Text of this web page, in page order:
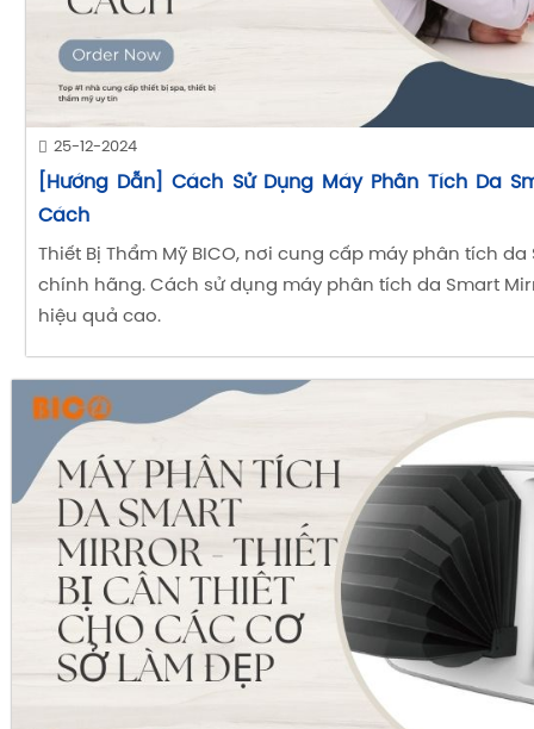
25-12-2024
[Hướng Dẫn] Cách Sử Dụng Máy Phân Tích Da
Cách
Thiết Bị Thẩm Mỹ BICO, nơi cung cấp máy phân tích da
chính hãng. Cách sử dụng máy phân tích da Smart
hiệu quả cao.